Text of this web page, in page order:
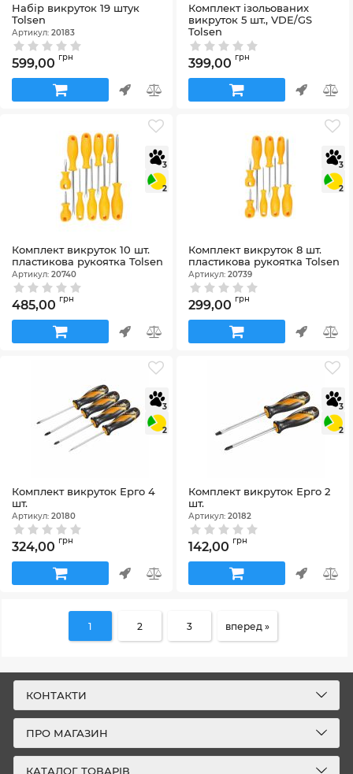
Набір викруток 19 штук
Tolsen
Артикул: 20183
599,00 грн
Комплект ізольованих
викруток 5 шт., VDE/GS
Tolsen
Артикул:38012
399,00 грн
3
2
Комплект викруток 10 шт.
пластикова рукоятка Tolsen
Артикул: 20740
485,00 грн
3
2
Комплект викруток 8 шт.
пластикова рукоятка Tolsen
Артикул: 20739
299,00 грн
3
2
Комплект викруток Ерго 4
шт.
Артикул: 20180
324,00 грн
3
2
Комплект викруток Ерго 2
шт.
Артикул: 20182
142,00 грн
1 2 3 вперед »
КОНТАКТИ
ПРО МАГАЗИН
КАТАЛОГ ТОВАРІВ